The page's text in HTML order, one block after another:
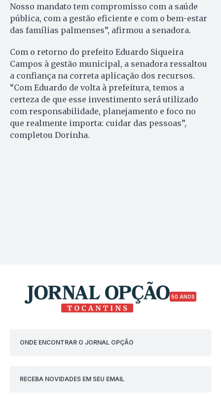
Nosso mandato tem compromisso com a saúde
pública, com a gestão eficiente e com o bem-estar
das famílias palmenses”, afirmou a senadora.
Com o retorno do prefeito Eduardo Siqueira
Campos à gestão municipal, a senadora ressaltou
a confiança na correta aplicação dos recursos.
“Com Eduardo de volta à prefeitura, temos a
certeza de que esse investimento será utilizado
com responsabilidade, planejamento e foco no
que realmente importa: cuidar das pessoas”,
completou Dorinha.
50 ANOS
ONDE ENCONTRAR O JORNAL OPÇÃO
RECEBA NOVIDADES EM SEU EMAIL